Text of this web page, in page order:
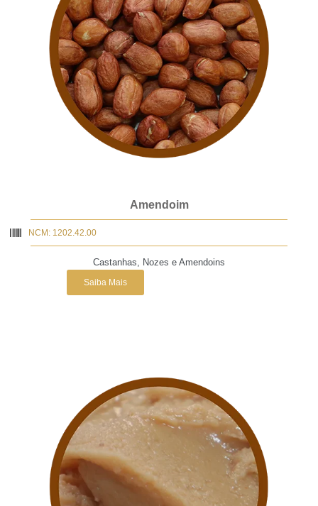
Amendoim
NCM: 1202.42.00
Castanhas, Nozes e Amendoins
Saiba Mais